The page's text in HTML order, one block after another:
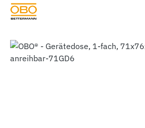
Bildergalerie überspringen